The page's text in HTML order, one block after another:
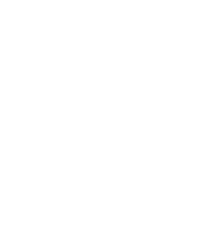
og meget mere